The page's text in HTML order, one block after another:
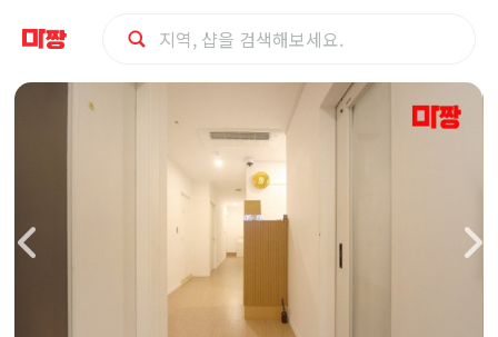
안
시
동